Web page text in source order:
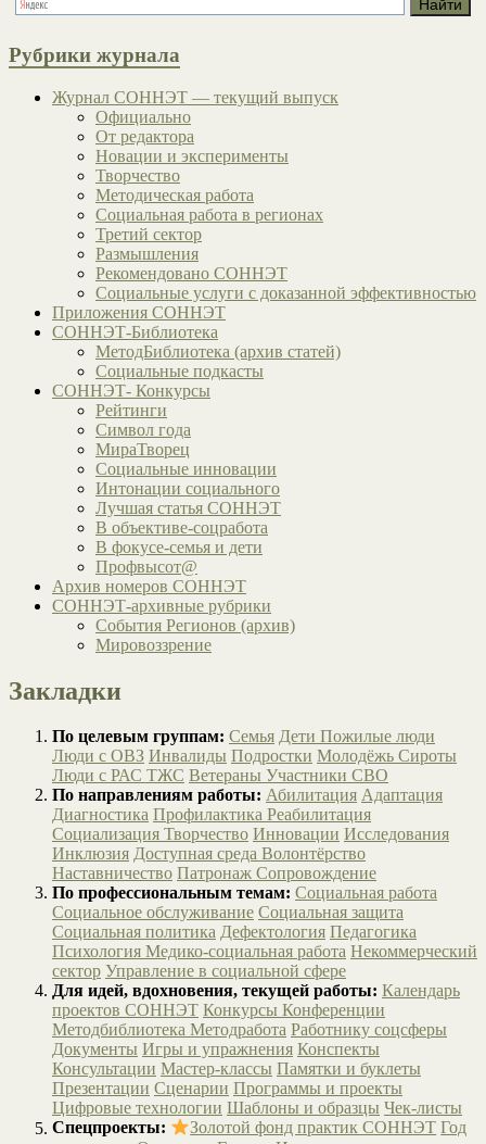
Рубрики журнала
Журнал СОННЭТ — текущий выпуск
Официально
От редактора
Новации и эксперименты
Творчество
Методическая работа
Социальная работа в регионах
Третий сектор
Размышления
Рекомендовано СОННЭТ
Социальные услуги с доказанной эффективностью
Приложения СОННЭТ
СОННЭТ-Библиотека
МетодБиблиотека (архив статей)
Социальные подкасты
СОННЭТ- Конкурсы
Рейтинги
Символ года
МираТворец
Социальные инновации
Интонации социального
Лучшая статья СОННЭТ
В объективе-соцработа
В фокусе-семья и дети
Профвысот@
Архив номеров СОННЭТ
СОННЭТ-архивные рубрики
События Регионов (архив)
Мировоззрение
Закладки
По целевым группам: Семья Дети Пожилые люди
Люди с ОВЗ Инвалиды Подростки Молодёжь Сироты
Люди с РАС ТЖС Ветераны Участники СВО
По направлениям работы: Абилитация Адаптация
Диагностика Профилактика Реабилитация
Социализация Творчество Инновации Исследования
Инклюзия Доступная среда Волонтёрство
Наставничество Патронаж Сопровождение
По профессиональным темам: Социальная работа
Социальное обслуживание Социальная защита
Социальная политика Дефектология Педагогика
Психология Медико-социальная работа Некоммерческий
сектор Управление в социальной сфере
Для идей, вдохновения, текущей работы: Календарь
проектов СОННЭТ Конкурсы Конференции
Методбиблиотека Методработа Работнику соцсферы
Документы Игры и упражнения Конспекты
Консультации Мастер-классы Памятки и буклеты
Презентации Сценарии Программы и проекты
Цифровые технологии Шаблоны и образцы Чек-листы
Спецпроекты:
Золотой фонд практик СОННЭТ Год